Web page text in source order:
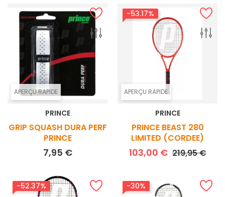
APERÇU RAPIDE
PRINCE
GRIP SQUASH DURA PERF
PRINCE
7,95 €Prix
APERÇU RAPIDE
-53.17%
PRINCE
PRINCE BEAST 280
LIMITED (CORDEE)
103,00 € Prix de base
219,95 €Prix
-52.37% -30%